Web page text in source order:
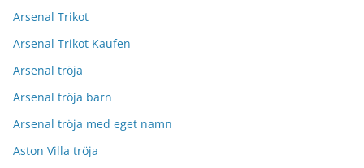
Arsenal Trikot
Arsenal Trikot Kaufen
Arsenal tröja
Arsenal tröja barn
Arsenal tröja med eget namn
Aston Villa tröja